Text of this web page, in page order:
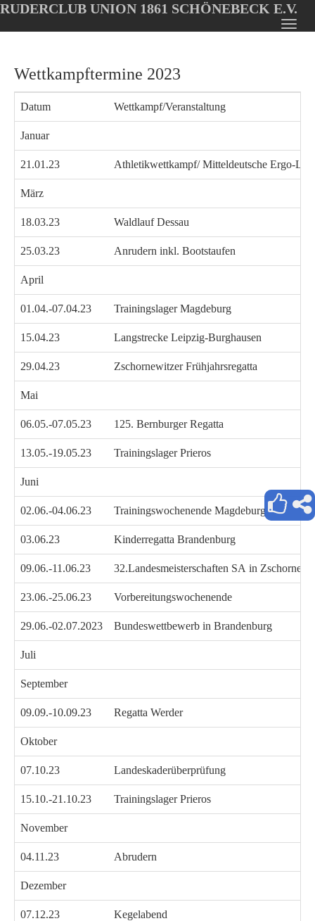
Oops, an error occurred! Code: 20260809062055c8fef505
main
content
RUDERCLUB UNION 1861 SCHÖNEBECK E.V.
Wettkampftermine 2023
Datum Wettkampf/Veranstaltung
Januar
21.01.23 Athletikwettkampf/ Mitteldeutsche Ergo-
März
18.03.23 Waldlauf Dessau
25.03.23 Anrudern inkl. Bootstaufen
April
01.04.-07.04.23 Trainingslager Magdeburg
15.04.23 Langstrecke Leipzig-Burghausen
29.04.23 Zschornewitzer Frühjahrsregatta
Mai
06.05.-07.05.23 125. Bernburger Regatta
13.05.-19.05.23 Trainingslager Prieros
Juni
02.06.-04.06.23 Trainingswochenende Magdeburg
03.06.23 Kinderregatta Brandenburg
09.06.-11.06.23 32.Landesmeisterschaften SA in
23.06.-25.06.23 Vorbereitungswochenende
29.06.-02.07.2023 Bundeswettbewerb in Brandenburg
Juli
September
09.09.-10.09.23 Regatta Werder
Oktober
07.10.23 Landeskaderüberprüfung
15.10.-21.10.23 Trainingslager Prieros
November
04.11.23 Abrudern
Dezember
07.12.23 Kegelabend